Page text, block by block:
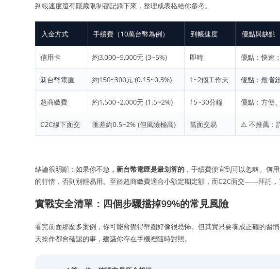
到帳速度還有隱藏限制都記錄下來，整理成表格給你參考。
入金方式 手續費（10萬台幣為例） 到帳速度 優點與缺點
信用卡 約3,000~5,000元 (3~5%) 即時 優點：快速
新台幣電匯 約150~300元 (0.15~0.3%) 1~2個工作天 優點：最省
超商繳費 約1,500~2,000元 (1.5~2%) 15~30分鐘 優點：方便
C2C線下面交 匯差約0.5~2% (但風險極高) 當面交易 ⚠️ 不推薦：
結論很明顯：如果你不急， 新台幣電匯是最划算的 ，手續費便宜到可以忽略。信
的行情，否則別輕易用。至於超商繳費適合小額定期定額，而C2C面交——拜託，
實戰安全清單：四個步驟擋掉99%的常見風險
看完前面那麼多案例，你可能會覺得幣圈好像很恐怖。但其實只要養成正確的習
天操作都會確認的事，建議你存在手機裡隨時對照。